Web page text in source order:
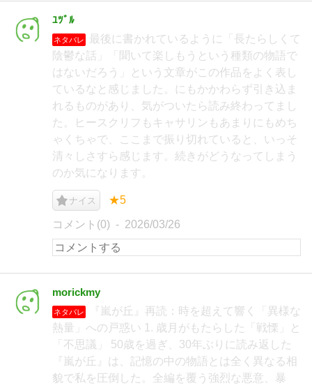
ﾕﾂﾞﾙ
ネタバレ
最後に書かれているように「長たらしくて
陰鬱な話」「聞いて楽しもうという種類の物語で
はないだろう」という文章がこの作品をよく表し
ているなと感じました。にもかかわらず引き込ま
れるものがあり、気がついたら読み終わってまし
た。ヒースクリフもキャサリンもあまりにもめち
ゃくちゃで、ここまで振り切れていると、いっそ
清々しさすら感じます。続きがどうなってしまう
のか気になります。
ナイス ★5
コメント(0) 2026/03/26
morickmy
ネタバレ
『嵐が丘』再読：時を超えて響く「異様な
熱量」への戸惑い 1. 歳月がもたらした「戦慄」と
「不思議」 50歳を過ぎ、30年ぶりに読み返した
『嵐が丘』は、記憶の中の物語とは全く異なる相
貌で私を圧倒した。全編を覆う強烈な悪意、暴